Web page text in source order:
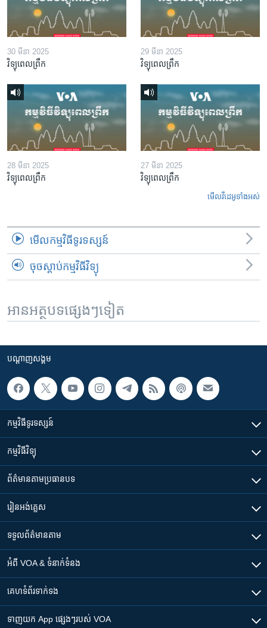
30 មីនា 2025
វិទ្យុពេលព្រឹក
29 មីនា 2025
វិទ្យុពេលព្រឹក
28 មីនា 2025
វិទ្យុពេលព្រឹក
27 មីនា 2025
វិទ្យុពេលព្រឹក
មើល​វីដេអូ​ទាំង​អស់
មើល​កម្មវិធី​ទូរទស្សន៍
ចុចស្តាប់កម្មវិធីវិទ្យុ
អានអត្ថបទផ្សេងៗទៀត
បណ្តាញ​សង្គម
កម្មវិធី​ទូរទស្សន៍
កម្មវិធី​វិទ្យុ
ព័ត៌មាន​តាមប្រធានបទ​
រៀន​​អង់គ្លេស
ទទួល​ព័ត៌មាន​តាម
អំពី​ VOA & ទំនាក់ទំនង
គេហទំព័រ​​ទាក់ទង
ទាញយក​ App ផ្សេងៗ​របស់​ VOA